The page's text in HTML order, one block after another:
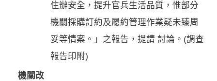
住辦安全，提升官兵生活品質，惟部分
機關採購訂約及履約管理作業疑未臻周
妥等情案。」之報告，提請 討論。(調查
報告印附)
機關改